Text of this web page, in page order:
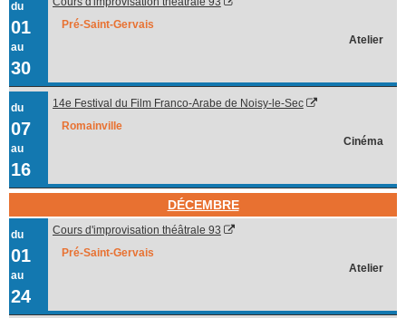
du
01
au
30
Pré-Saint-Gervais
Atelier
du
07
au
16
14e Festival du Film Franco-Arabe de Noisy-le-Sec
Romainville
Cinéma
DÉCEMBRE
du
01
au
24
Cours d'improvisation théâtrale 93
Pré-Saint-Gervais
Atelier